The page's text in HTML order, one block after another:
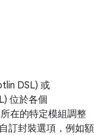
DSL) 或
位於各個
在的特定模組調整
訂封裝選項，例如額